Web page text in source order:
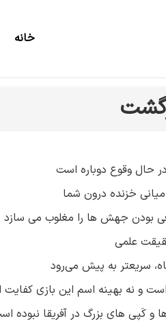
خانه
حال وقوع دوباره است
خزنده درون شما
بودن جهش ها را مغلوب می سازد
علمی
سریعتر به پیش می‌رود
و نه بهینه اسم این بازی کفایت
کَپی های بزرگ در آفریقا نبوده